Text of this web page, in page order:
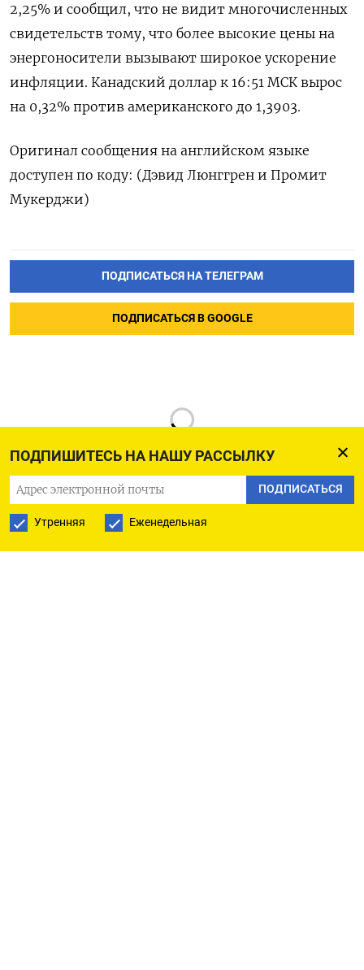
ПОДПИШИТЕСЬ НА НАШУ РАССЫЛКУ
ПОДПИСАТЬСЯ
Утренняя Еженедельная
‌2,25% и ‌сообщил, что не ​видит многочисленных
‌свидетельств тому, ​что более ‌высокие цены на
энергоносители вызывают широкое ​ускорение ​
инфляции. Канадский ‌доллар к ​16:51 МСК вырос
на 0,32% против американского до 1,3903.
Оригинал ​сообщения ⁠на английском языке
‌доступен ‌по коду: (Дэвид Люнггрен ​и Промит
‌Мукерджи)
ПОДПИСАТЬСЯ НА ТЕЛЕГРАМ
ПОДПИСАТЬСЯ В GOOGLE
ПОДПИШИТЕСЬ НА НАШУ РАССЫЛКУ